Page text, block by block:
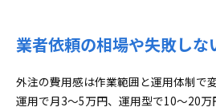
業者依頼の相場や失敗しな
外注の費用感は作業範囲と運用体制で
運用で月3～5万円、運用型で10～20